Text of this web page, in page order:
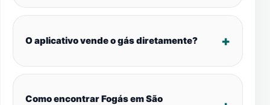
O aplicativo vende o gás diretamente?
Como encontrar Fogás em São